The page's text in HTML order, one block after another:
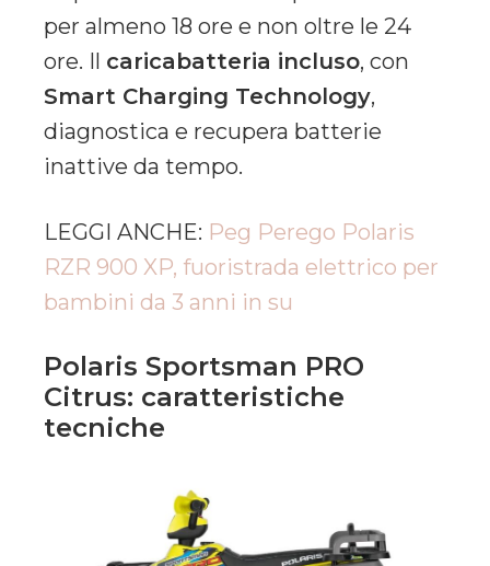
per almeno 18 ore e non oltre le 24
ore. Il caricabatteria incluso, con
Smart Charging Technology,
diagnostica e recupera batterie
inattive da tempo.
LEGGI ANCHE: Peg Perego Polaris
RZR 900 XP, fuoristrada elettrico per
bambini da 3 anni in su
Polaris Sportsman PRO
Citrus: caratteristiche
tecniche